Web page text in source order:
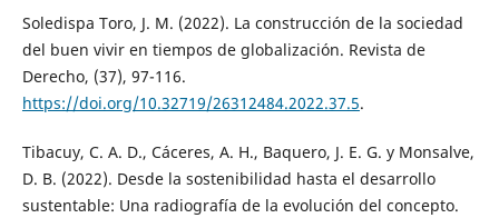
Soledispa Toro, J. M. (2022). La construcción de la sociedad
del buen vivir en tiempos de globalización. Revista de
Derecho, (37), 97-116.
https://doi.org/10.32719/26312484.2022.37.5.
Tibacuy, C. A. D., Cáceres, A. H., Baquero, J. E. G. y Monsalve,
D. B. (2022). Desde la sostenibilidad hasta el desarrollo
sustentable: Una radiografía de la evolución del concepto.